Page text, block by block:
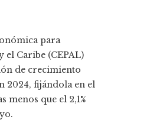
para
el Caribe (CEPAL)
de crecimiento
2024, fijándola en el
menos que el 2,1%